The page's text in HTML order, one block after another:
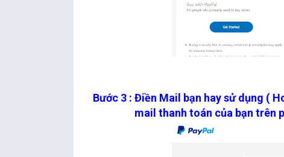
Bước 3 : Điền Mail bạn hay sử dụng (
mail thanh toán của bạn trên